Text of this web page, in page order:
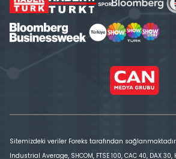
Sitemizdeki veriler Foreks tarafından sağlanmaktadır.
Industrial Average, SHCOM, FTSE 100, CAC 40, DAX 30,